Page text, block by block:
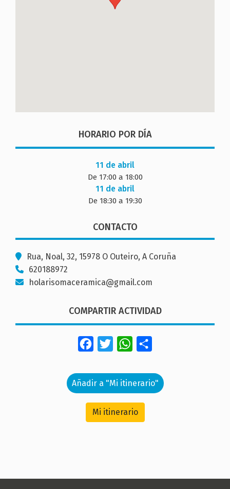
HORARIO POR DÍA
11 de abril
De 17:00 a 18:00
11 de abril
De 18:30 a 19:30
CONTACTO
Rua, Noal, 32, 15978 O Outeiro, A Coruña
620188972
holarisomaceramica@gmail.com
COMPARTIR ACTIVIDAD
FacebookTwitterWhatsApp
Añadir a "Mi itinerario"
Mi itinerario